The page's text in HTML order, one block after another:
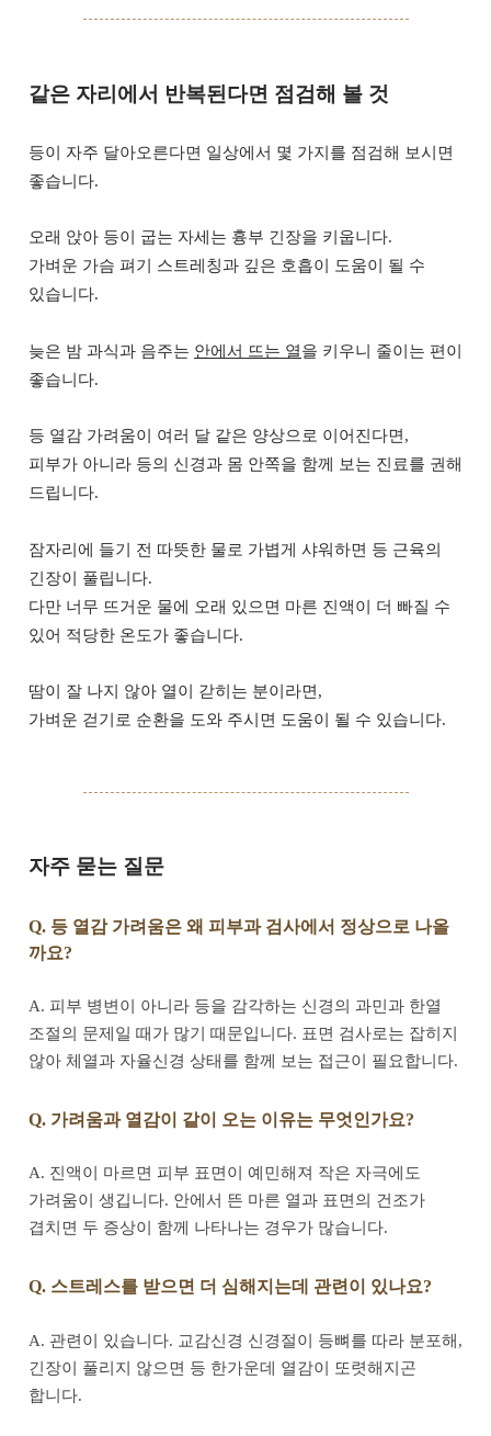
같은 자리에서 반복된다면 점검해 볼 것
등이 자주 달아오른다면 일상에서 몇 가지를 점검해 보시면
좋습니다.
오래 앉아 등이 굽는 자세는 흉부 긴장을 키웁니다.
가벼운 가슴 펴기 스트레칭과 깊은 호흡이 도움이 될 수
있습니다.
늦은 밤 과식과 음주는 안에서 뜨는 열을 키우니 줄이는 편이
좋습니다.
등 열감 가려움이 여러 달 같은 양상으로 이어진다면,
피부가 아니라 등의 신경과 몸 안쪽을 함께 보는 진료를 권해
드립니다.
잠자리에 들기 전 따뜻한 물로 가볍게 샤워하면 등 근육의
긴장이 풀립니다.
다만 너무 뜨거운 물에 오래 있으면 마른 진액이 더 빠질 수
있어 적당한 온도가 좋습니다.
땀이 잘 나지 않아 열이 갇히는 분이라면,
가벼운 걷기로 순환을 도와 주시면 도움이 될 수 있습니다.
자주 묻는 질문
Q. 등 열감 가려움은 왜 피부과 검사에서 정상으로 나올
까요?
A. 피부 병변이 아니라 등을 감각하는 신경의 과민과 한열
조절의 문제일 때가 많기 때문입니다. 표면 검사로는 잡히지
않아 체열과 자율신경 상태를 함께 보는 접근이 필요합니다.
Q. 가려움과 열감이 같이 오는 이유는 무엇인가요?
A. 진액이 마르면 피부 표면이 예민해져 작은 자극에도
가려움이 생깁니다. 안에서 뜬 마른 열과 표면의 건조가
겹치면 두 증상이 함께 나타나는 경우가 많습니다.
Q. 스트레스를 받으면 더 심해지는데 관련이 있나요?
A. 관련이 있습니다. 교감신경 신경절이 등뼈를 따라 분포해,
긴장이 풀리지 않으면 등 한가운데 열감이 또렷해지곤
합니다.